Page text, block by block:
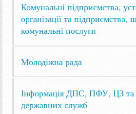
Комунальні підприємства,
організації та підприємства,
комунальні послуги
Молодіжна рада
Інформація ДПС, ПФУ, ЦЗ та
державних служб